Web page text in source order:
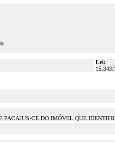
Lei:
15.343/
CE DO IMÓVEL QUE